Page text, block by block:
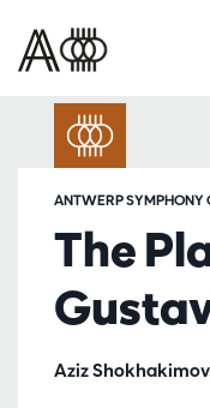
The
Aziz
ANTWERP SYMPHONY